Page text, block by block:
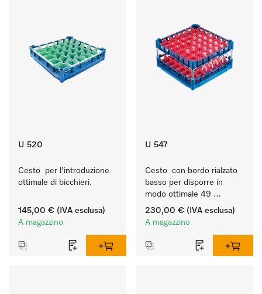
U 520
Cesto  per l'introduzione
ottimale di bicchieri.
145,00 € (IVA esclusa)
A magazzino
U 547
Cesto  con bordo rialzato
basso per disporre in
modo ottimale 49
bicchieri fino a 23 cm.
230,00 € (IVA esclusa)
A magazzino